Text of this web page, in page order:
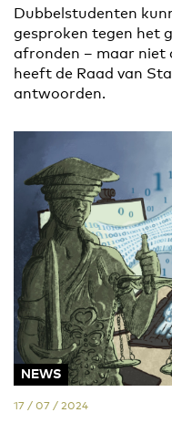
Dubbelstudenten
gesproken tegen het
afronden – maar niet
heeft de Raad van
antwoorden.
NEWS
17 / 07 / 2024